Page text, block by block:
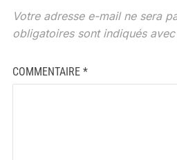
Votre adresse e-mail ne sera
obligatoires sont indiqués avec
COMMENTAIRE *